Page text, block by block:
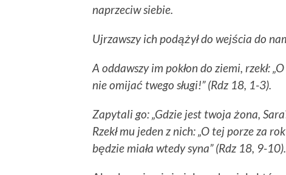
naprzeciw siebie.
Ujrzawszy ich podążył do wejścia do
A oddawszy im pokłon do ziemi, rzekł:
nie omijać twego sługi!” (Rdz 18, 1-3).
Zapytali go: „Gdzie jest twoja żona,
Rzekł mu jeden z nich: „O tej porze za
będzie miała wtedy syna” (Rdz 18, 9-10).